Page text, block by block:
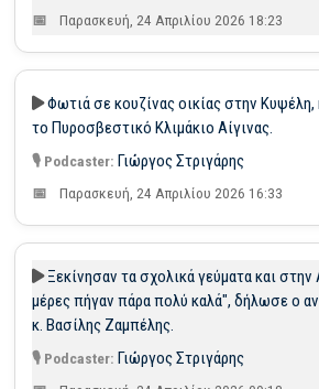
Παρασκευή, 24 Απριλίου 2026 18:23
Φωτιά σε κουζίνας οικίας στην
το Πυροσβεστικό Κλιμάκιο Αίγινας.
Γιώργος Στριγάρης
Παρασκευή, 24 Απριλίου 2026 16:33
Ξεκίνησαν τα σχολικά γεύματα και
μέρες πήγαν πάρα πολύ καλά", δήλωσε ο
κ. Βασίλης Ζαμπέλης.
Γιώργος Στριγάρης